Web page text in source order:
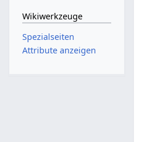
Wikiwerkzeuge
Spezialseiten
Attribute anzeigen